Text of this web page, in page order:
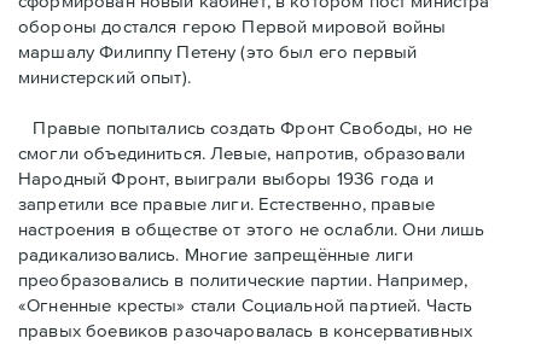
обороны достался герою Первой мировой войны
маршалу Филиппу Петену (это был его первый
министерский опыт).
Правые пoпытались создать Фронт Свободы, но не
смогли объединиться. Левые, напротив, образовали
Народный Фронт, выиграли выборы 1936 года и
запретили все правые лиги. Естественно, правые
настроения в обществе от этого не ослабли. Они лишь
радикализовались. Многие запрещённые лиги
преобразовались в политические партии. Например,
«Огненные кресты» стали Социальной партией. Часть
правых боевиков разочаровалась в консервативных